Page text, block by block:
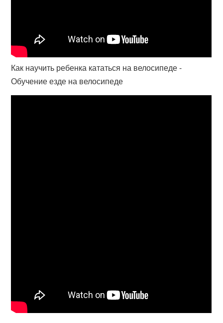
Как научить ребенка кататься на велосипеде -
Обучение езде на велосипеде